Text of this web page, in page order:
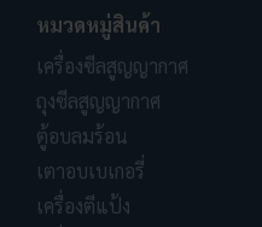
หมวดหมู่สินค้า
เครื่องซีลสูญญากาศ
ถุงซีลสูญญากาศ
ตู้อบลมร้อน
เตาอบเบเกอรี่
เครื่องตีแป้ง